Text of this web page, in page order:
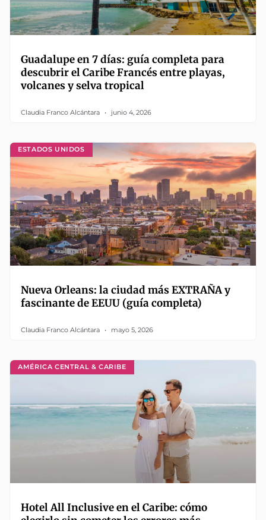
Guadalupe en 7 días: guía completa para
descubrir el Caribe Francés entre playas,
volcanes y selva tropical
Claudia Franco Alcántara junio 4, 2026
ESTADOS UNIDOS
Nueva Orleans: la ciudad más EXTRAÑA y
fascinante de EEUU (guía completa)
Claudia Franco Alcántara mayo 5, 2026
AMÉRICA CENTRAL & CARIBE
Hotel All Inclusive en el Caribe: cómo